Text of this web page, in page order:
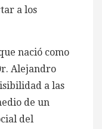
a los
nació como
Alejandro
a las
de un
del